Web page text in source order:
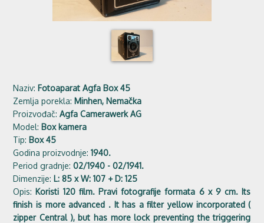
Naziv: Fotoaparat Agfa Box 45
Zemlja porekla: Minhen, Nemačka
Proizvođač:Agfa Camerawerk AG
Model: Box kamera
Tip: Box 45
Godina proizvodnje:1940.
Period gradnje:02/1940 - 02/1941.
Dimenzije: L: 85 x W: 107 + D: 125
Opis: Koristi 120 film. Pravi fotografije formata 6 x 9 cm. Its
finish is more advanced . It has a filter yellow incorporated (
zipper Central ), but has more lock preventing the triggering